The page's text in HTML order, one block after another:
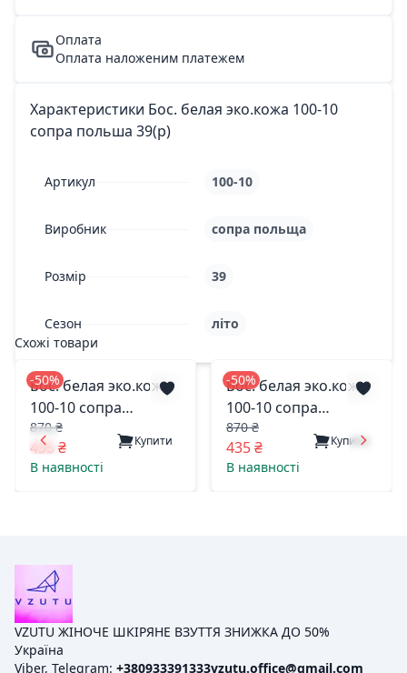
Оплата
Оплата наложеним платежем
Характеристики Бос. белая эко.кожа 100-10
сопра польша 39(р)
Артикул 100-10
Виробник сопра польща
Розмір 39
Сезон
літо
Схожі товари
-50%
Бос. белая эко.кожа
100-10 сопра
польша 37(р)
870 ₴
435 ₴ Купити
В наявності
-50%
Бос. белая эко.кожа
100-10 сопра
польша 38(р)
870 ₴
435 ₴ Купити
В наявності
VZUTU ЖІНОЧЕ ШКІРЯНЕ ВЗУТТЯ ЗНИЖКА ДО 50%
Україна
Viber, Telegram: +380933391333vzutu.office@gmail.com